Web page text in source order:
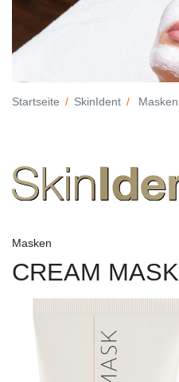
Startseite SkinIdent Masken
Masken
CREAM MASK